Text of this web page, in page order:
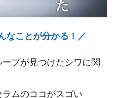
なことが分かる！／
プが見つけたシワに関
ムのココがスゴい